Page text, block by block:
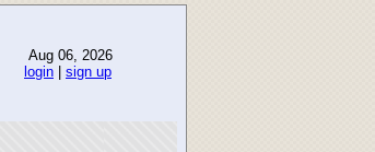
Aug 06, 2026
login
sign up